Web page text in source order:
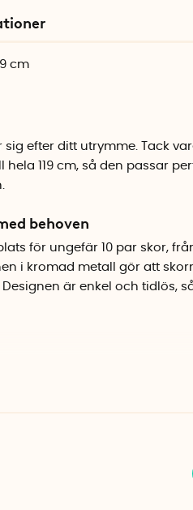
cm
efter ditt utrymme. Tack
119 cm, så den passar
behoven
för ungefär 10 par skor,
i kromad metall gör att
är enkel och tidlös,